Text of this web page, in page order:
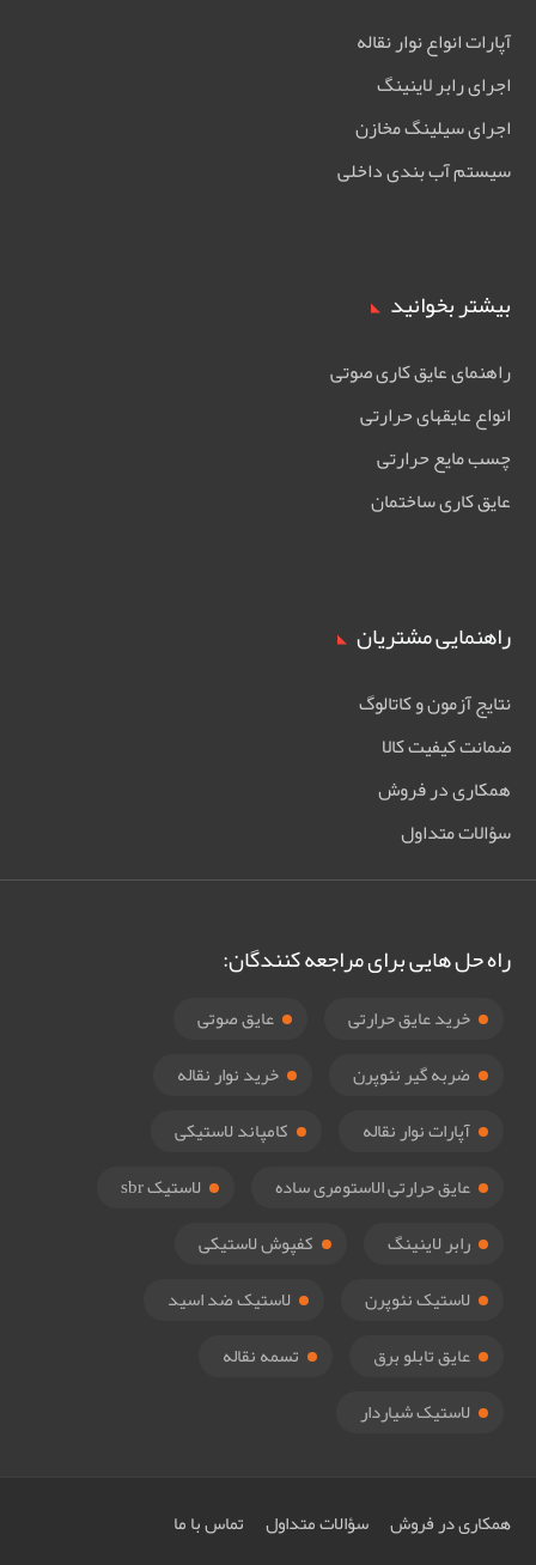
آپارات انواع نوار نقاله
اجرای رابر لاینینگ
اجرای سیلینگ مخازن
سیستم آب بندی داخلی
بیشتر بخوانید
راهنمای عایق کاری صوتی
انواع عایقهای حرارتی
چسب مایع حرارتی
عایق کاری ساختمان
راهنمایی مشتریان
نتایج آزمون و کاتالوگ
ضمانت کیفیت کالا
همکاری در فروش
سؤالات متداول
راه حل هایی برای مراجعه کنندگان:
خرید عایق حرارتی
عایق صوتی
ضربه گیر نئوپرن
خرید نوار نقاله
آپارات نوار نقاله
کامپاند لاستیکی
عایق حرارتی الاستومری ساده
لاستیک sbr
رابر لاینینگ
کفپوش لاستیکی
لاستیک نئوپرن
لاستیک ضد اسید
عایق تابلو برق
تسمه نقاله
لاستیک شیاردار
همکاری در فروش سؤالات متداول تماس با ما